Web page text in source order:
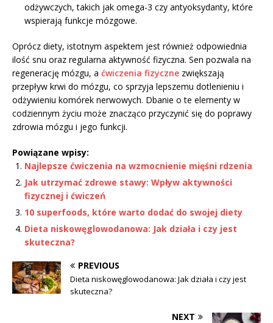
odżywczych, takich jak omega-3 czy antyoksydanty, które
wspierają funkcje mózgowe.
Oprócz diety, istotnym aspektem jest również odpowiednia
ilość snu oraz regularna aktywność fizyczna. Sen pozwala na
regenerację mózgu, a ćwiczenia fizyczne zwiększają
przepływ krwi do mózgu, co sprzyja lepszemu dotlenieniu i
odżywieniu komórek nerwowych. Dbanie o te elementy w
codziennym życiu może znacząco przyczynić się do poprawy
zdrowia mózgu i jego funkcji.
Powiązane wpisy:
Najlepsze ćwiczenia na wzmocnienie mięśni rdzenia
Jak utrzymać zdrowe stawy: Wpływ aktywności
fizycznej i ćwiczeń
10 superfoods, które warto dodać do swojej diety
Dieta niskowęglowodanowa: Jak działa i czy jest
skuteczna?
PREVIOUS
Dieta niskowęglowodanowa: Jak działa i czy jest
skuteczna?
NEXT